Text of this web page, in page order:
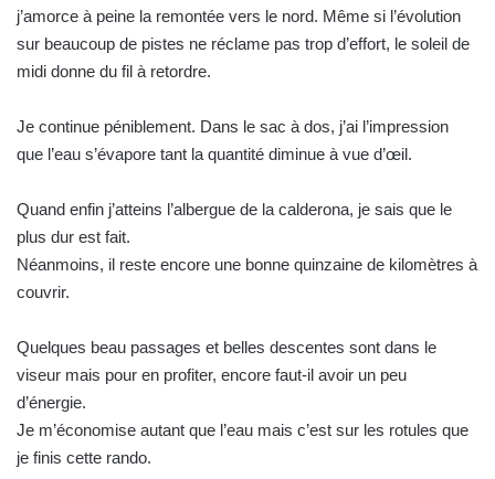
j’amorce à peine la remontée vers le nord. Même si l’évolution
sur beaucoup de pistes ne réclame pas trop d’effort, le soleil de
midi donne du fil à retordre.
Je continue péniblement. Dans le sac à dos, j’ai l’impression
que l’eau s’évapore tant la quantité diminue à vue d’œil.
Quand enfin j’atteins l’albergue de la calderona, je sais que le
plus dur est fait.
Néanmoins, il reste encore une bonne quinzaine de kilomètres à
couvrir.
Quelques beau passages et belles descentes sont dans le
viseur mais pour en profiter, encore faut-il avoir un peu
d’énergie.
Je m’économise autant que l’eau mais c’est sur les rotules que
je finis cette rando.